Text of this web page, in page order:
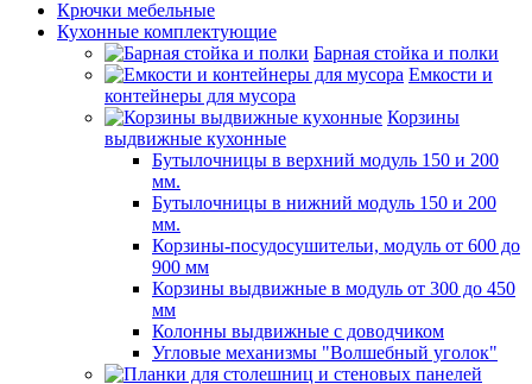
Крючки мебельные
Кухонные комплектующие
Барная стойка и полки
Емкости и
контейнеры для мусора
Корзины
выдвижные кухонные
Бутылочницы в верхний модуль 150 и 200
мм.
Бутылочницы в нижний модуль 150 и 200
мм.
Корзины-посудосушительи, модуль от 600 до
900 мм
Корзины выдвижные в модуль от 300 до 450
мм
Колонны выдвижные с доводчиком
Угловые механизмы "Волшебный уголок"